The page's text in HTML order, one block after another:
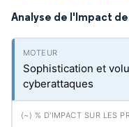
Analyse de l'Impact
Sophistication et
cyberattaques